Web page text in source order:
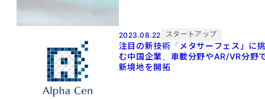
2023.08.22 スタートアップ
注目の新技術「メタサーフェス」に
む中国企業、車載分野やAR/VR分野
新境地を開拓